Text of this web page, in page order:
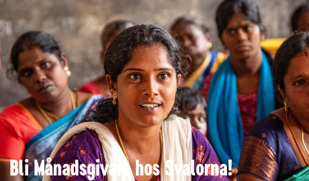
Bli Månadsgivare hos Svalorna!